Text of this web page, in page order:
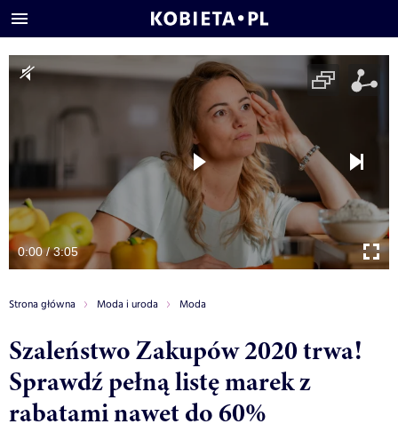
0:00 / 3:05
Strona główna Moda i uroda Moda
Szaleństwo Zakupów 2020 trwa!
Sprawdź pełną listę marek z
rabatami nawet do 60%